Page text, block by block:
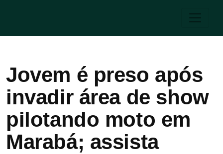
Jovem é preso após
invadir área de show
pilotando moto em
Marabá; assista